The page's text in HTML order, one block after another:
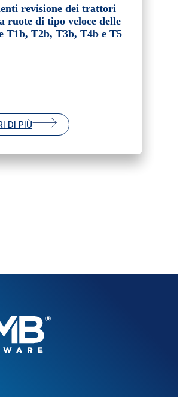
revisione dei trattori
ruote di tipo veloce delle
T1b, T2b, T3b, T4b e T5
DI PIÙ